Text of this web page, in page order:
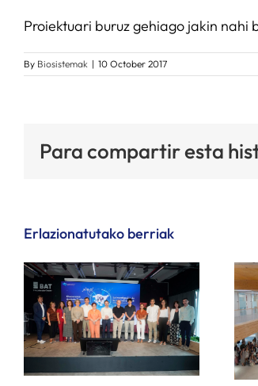
Proiektuari buruz gehiago jakin nahi
By Biosistemak | 10 October 2017
Para compartir esta
Erlazionatutako berriak